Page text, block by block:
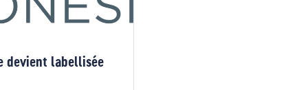
devient labellisée